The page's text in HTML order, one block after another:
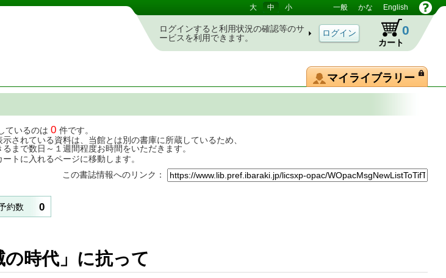
索・予約システム 大 中 小 一般 かな English
ログインすると利用状況の確認等のサ
ービスを利用できます。
カート
0
マイライブラリー
ているのは 0 件です。
されている資料は、当館とは別の書庫に所蔵しているため、
まで数日～１週間程度お時間をいただきます。
トに入れるページに移動します。
この書誌情報へのリンク：
約数 0
滅の時代」に抗って